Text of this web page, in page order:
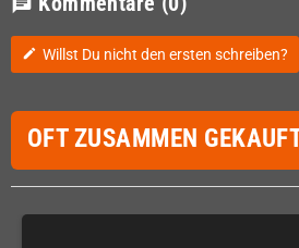
chat
edit Willst Du nicht den ersten schreiben?
OFT ZUSAMMEN